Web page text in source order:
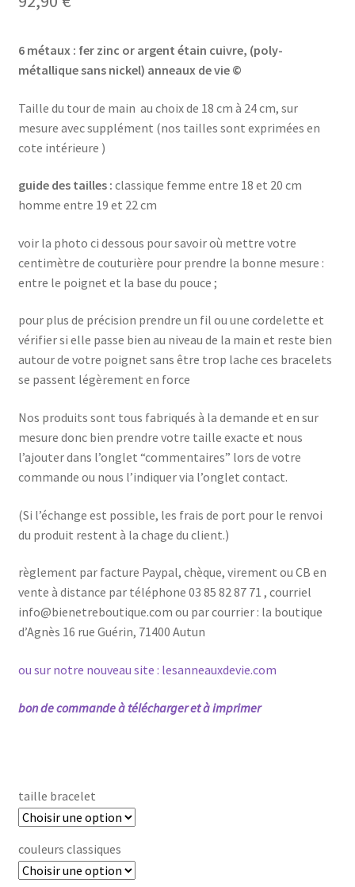
6 métaux : fer zinc or argent étain cuivre, (poly-
métallique sans nickel) anneaux de vie ©
Taille du tour de main au choix de 18 cm à 24 cm, sur
mesure avec supplément (nos tailles sont exprimées en
cote intérieure )
guide des tailles : classique femme entre 18 et 20 cm
homme entre 19 et 22 cm
voir la photo ci dessous pour savoir où mettre votre
centimètre de couturière pour prendre la bonne mesure :
entre le poignet et la base du pouce ;
pour plus de précision prendre un fil ou une cordelette et
vérifier si elle passe bien au niveau de la main et reste bien
autour de votre poignet sans être trop lache ces bracelets
se passent légèrement en force
Nos produits sont tous fabriqués à la demande et en sur
mesure donc bien prendre votre taille exacte et nous
l’ajouter dans l’onglet “commentaires” lors de votre
commande ou nous l’indiquer via l’onglet contact.
(Si l’échange est possible, les frais de port pour le renvoi
du produit restent à la chage du client.)
règlement par facture Paypal, chèque, virement ou CB en
vente à distance par téléphone 03 85 82 87 71 , courriel
info@bienetreboutique.com ou par courrier : la boutique
d’Agnès 16 rue Guérin, 71400 Autun
ou sur notre nouveau site : lesanneauxdevie.com
bon de commande à télécharger et à imprimer
taille bracelet
couleurs classiques